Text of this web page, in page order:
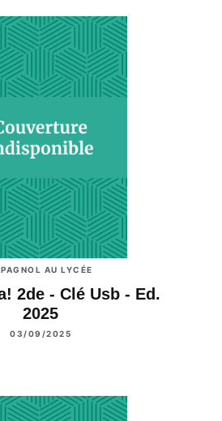
AU LYCÉE
2de - Clé Usb - Ed.
2025
03/09/2025